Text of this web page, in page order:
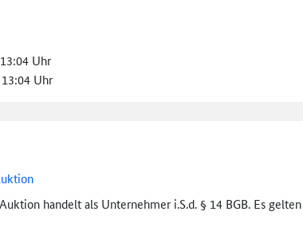
Uhr
Uhr
handelt als Unternehmer i.S.d. § 14 BGB. Es